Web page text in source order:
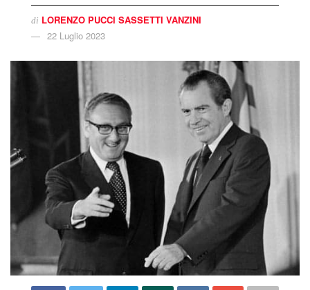
di LORENZO PUCCI SASSETTI VANZINI
22 Luglio 2023